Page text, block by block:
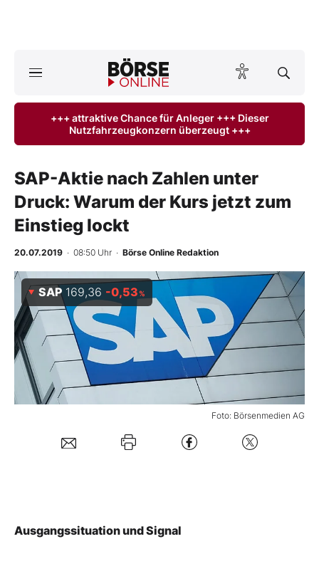
ktuelle Ausgabe BÖRSE ONLINE lesen
Anlageprodukte
Finanz-Check
Abo & Shop
BO-Musterdepots
Experten
Mein B:O
Mein Konto
Folgen Sie uns
+++ attraktive Chance für Anleger +++ Dieser
Nutzfahrzeugkonzern überzeugt +++
SAP-Aktie nach Zahlen unter
Druck: Warum der Kurs jetzt zum
Einstieg lockt
20.07.2019 · 08:50 Uhr · Börse Online Redaktion
Foto: Börsenmedien AG
SAP 169,36 -0,53%
Ausgangssituation und Signal